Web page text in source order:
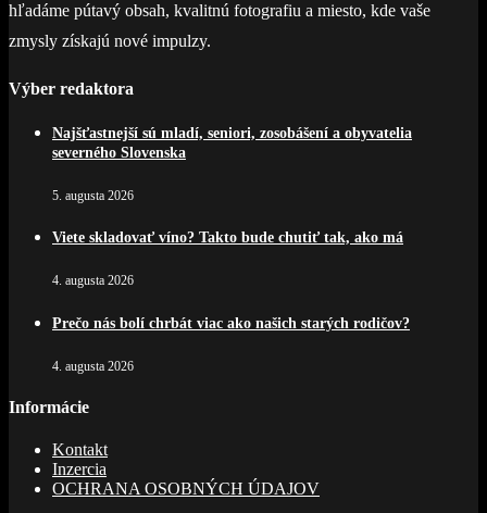
hľadáme pútavý obsah, kvalitnú fotografiu a miesto, kde vaše
zmysly získajú nové impulzy.
Výber redaktora
Najšťastnejší sú mladí, seniori, zosobášení a obyvatelia
severného Slovenska
5. augusta 2026
Viete skladovať víno? Takto bude chutiť tak, ako má
4. augusta 2026
Prečo nás bolí chrbát viac ako našich starých rodičov?
4. augusta 2026
Informácie
Kontakt
Inzercia
OCHRANA OSOBNÝCH ÚDAJOV